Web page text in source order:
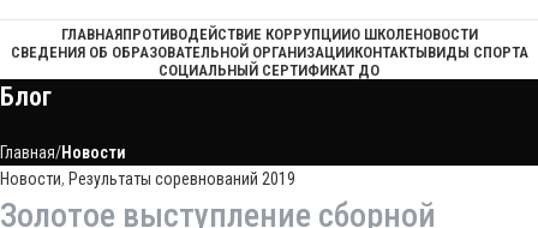
ГЛАВНАЯПРОТИВОДЕЙСТВИЕ КОРРУПЦИИО ШКОЛЕНОВОСТИ
СВЕДЕНИЯ ОБ ОБРАЗОВАТЕЛЬНОЙ ОРГАНИЗАЦИИКОНТАКТЫВИДЫ СПОРТА
СОЦИАЛЬНЫЙ СЕРТИФИКАТ ДО
Блог
Главная Новости
Новости, Результаты соревнований 2019
Золотое выступление сборной